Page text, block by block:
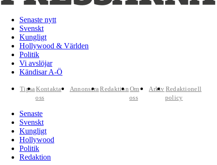
Senaste nytt
Svenskt
Kungligt
Hollywood & Världen
Politik
Vi avslöjar
Kändisar A-Ö
TipsaKontakta
oss
AnnonseraRedaktion Om
oss
Arkiv Redaktionell
policy
Senaste
Svenskt
Kungligt
Hollywood
Politik
Redaktion